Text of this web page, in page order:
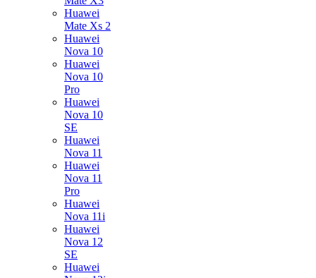
Huawei
Mate Xs 2
Huawei
Nova 10
Huawei
Nova 10
Pro
Huawei
Nova 10
SE
Huawei
Nova 11
Huawei
Nova 11
Pro
Huawei
Nova 11i
Huawei
Nova 12
SE
Huawei